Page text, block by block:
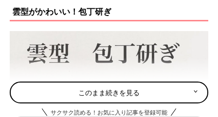
悩みを解消する、セリアのキッチン収納アイテ
ムを紹介します。
雲型がかわいい！包丁研ぎ
このまま続きを見る
サクサク読める！お気に入り記事を登録可能